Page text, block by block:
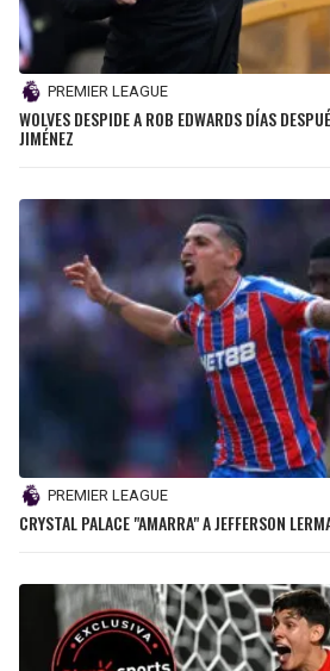
PREMIER LEAGUE
WOLVES DESPIDE A ROB EDWARDS DÍAS
JIMÉNEZ
PREMIER LEAGUE
CRYSTAL PALACE "AMARRA" A JEFFERSON